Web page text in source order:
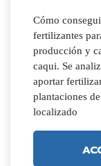
Cómo
fertilizantes
producción y
caqui. Se
aportar
plantaciones
localizado